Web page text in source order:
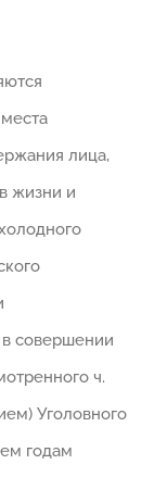
лица,
жизни и
совершении
ч.
Уголовного
годам